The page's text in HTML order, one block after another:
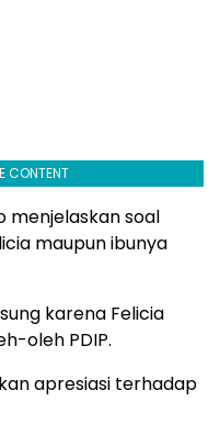
CONTENT
menjelaskan soal
maupun ibunya
karena Felicia
oleh PDIP.
apresiasi terhadap